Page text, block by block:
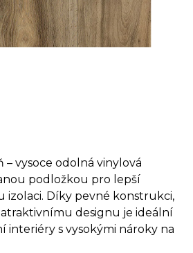
– vysoce odolná vinylová
podložkou pro lepší
izolaci. Díky pevné konstrukci,
designu je ideální
interiéry s vysokými nároky na